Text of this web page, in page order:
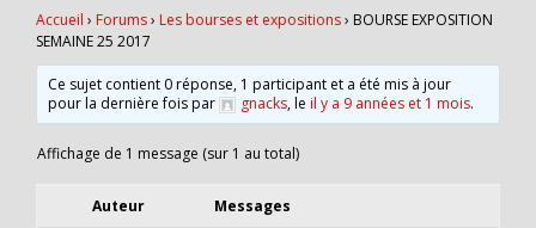
Accueil › Forums› Les bourses et expositions› BOURSE EXPOSITION
SEMAINE 25 2017
Ce sujet contient 0 réponse, 1 participant et a été mis à jour
pour la dernière fois par
gnacks, leil y a 9 années et 1 mois.
Affichage de 1 message (sur 1 au total)
Auteur Messages